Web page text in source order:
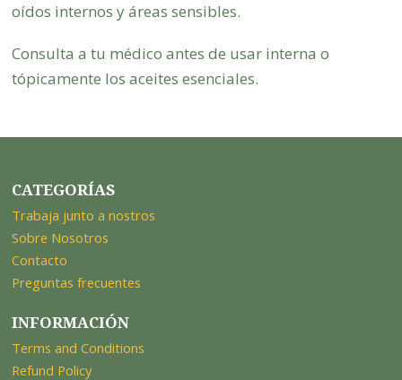
oídos internos y áreas sensibles.
Consulta a tu médico antes de usar interna o
tópicamente los aceites esenciales.
CATEGORÍAS
Trabaja junto a nostros
Sobre Nosotros
Contacto
Preguntas frecuentes
INFORMACIÓN
Terms and Conditions
Refund Policy